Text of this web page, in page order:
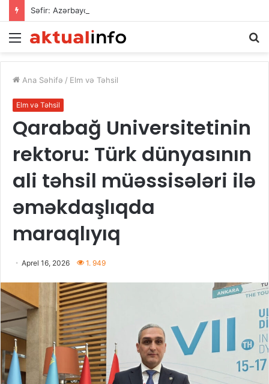
Menu
Ana Səhifə / Elm və Təhsil
Elm və Təhsil
Qarabağ Universitetinin
rektoru: Türk dünyasının
ali təhsil müəssisələri ilə
əməkdaşlıqda
maraqlıyıq
Aprel 16, 2026 1. 949